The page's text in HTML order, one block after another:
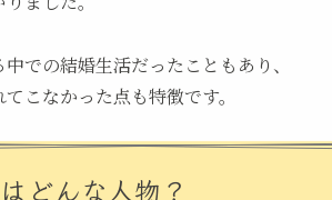
での結婚生活だったこともあり、
こなかった点も特徴です。
どんな人物？